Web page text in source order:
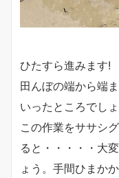
ひたすら進みます!
田んぼの端から端
いったところでし
この作業をササシ
ると・・・・・大
ょう。手間ひまか